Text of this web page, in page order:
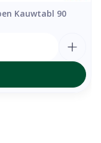
Kauwtabl 90